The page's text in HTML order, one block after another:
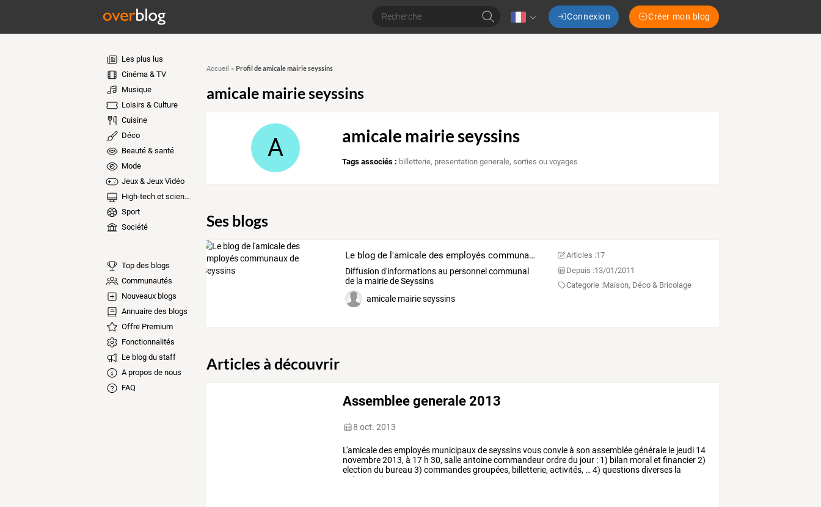
Connexion Créer mon blog
Les plus lus
Cinéma & TV
Musique
Loisirs & Culture
Cuisine
Déco
Beauté & santé
Mode
Jeux & Jeux Vidéo
High-tech et sciences
Sport
Société
Top des blogs
Communautés
Nouveaux blogs
Annuaire des blogs
Offre Premium
Fonctionnalités
Le blog du staff
A propos de nous
FAQ
Accueil » Profil de amicale mairie seyssins
amicale mairie seyssins
A amicale mairie seyssins
Tags associés : billetterie, presentation generale,sorties ou voyages
Ses blogs
Le blog de l'amicale des employés communaux de Seyssins
Diffusion d'informations au personnel communal
de la mairie de Seyssins
amicale mairie seyssins
Articles :17
Depuis :13/01/2011
Categorie :Maison, Déco & Bricolage
Articles à découvrir
Assemblee generale 2013
8 oct. 2013
L'amicaledesemployés municipauxdeseyssinsvousconvieà son assembléegénérale le jeudi 14
novembre2013, à 17 h 30, salleantoinecommandeurordredu jour : 1) bilan moral et financier2)
election du bureau 3) commandesgroupées, billetterie, activités, … 4) questionsdiverses la
présence
de